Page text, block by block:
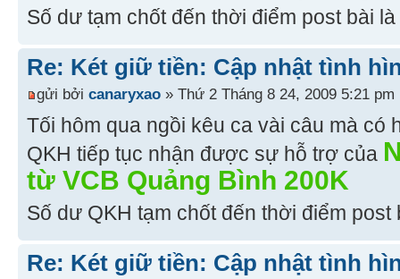
Số dư tạm chốt đến thời điểm post bài là
Re: Két giữ tiền: Cập nhật tình
gửi bởi canaryxao » Thứ 2 Tháng 8 24, 2009 5:21 pm
Tối hôm qua ngồi kêu ca vài câu mà có
QKH tiếp tục nhận được sự hỗ trợ của
từ VCB Quảng Bình 200K
Số dư QKH tạm chốt đến thời điểm
Re: Két giữ tiền: Cập nhật tình